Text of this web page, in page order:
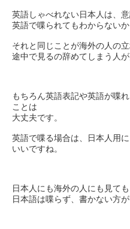
英語しゃべれない日本人は、
英語で喋られてもわからないか
それと同じことが海外の人の
途中で見るの辞めてしまう人が
もちろん英語表記や英語が喋
ことは
大丈夫です。
英語で喋る場合は、日本人用
いいですね。
日本人にも海外の人にも見ても
日本語は喋らず、書かない方が